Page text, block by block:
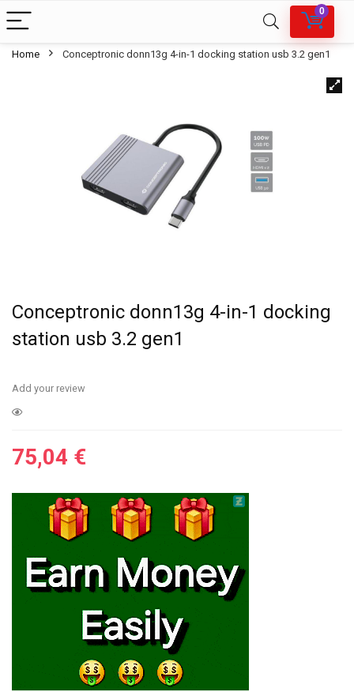
0
Home Conceptronic donn13g 4-in-1 docking station usb 3.2 gen1
Conceptronic donn13g 4-in-1 docking
station usb 3.2 gen1
Add your review
75,04 €